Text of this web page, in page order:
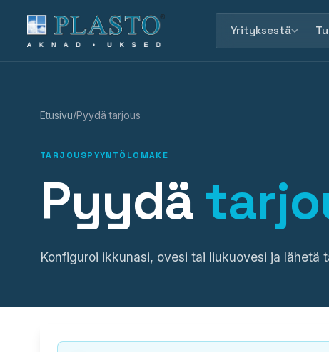
Yrityksestä
Etusivu/Pyydä tarjous
TARJOUSPYYNTÖLOMAKE
Pyydä
Konfiguroi ikkunasi, ovesi tai liukuovesi ja